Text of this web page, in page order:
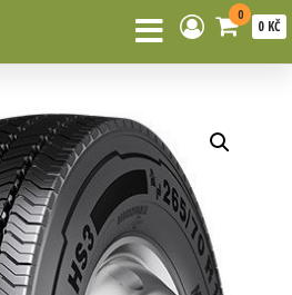
0
0 KČ